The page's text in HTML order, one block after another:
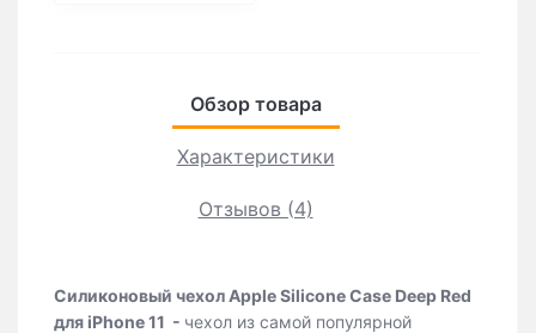
Обзор товара
Характеристики
Отзывов (4)
Силиконовый чехол Apple Silicone Case Deep Red
для iPhone 11 - чехол из самой популярной